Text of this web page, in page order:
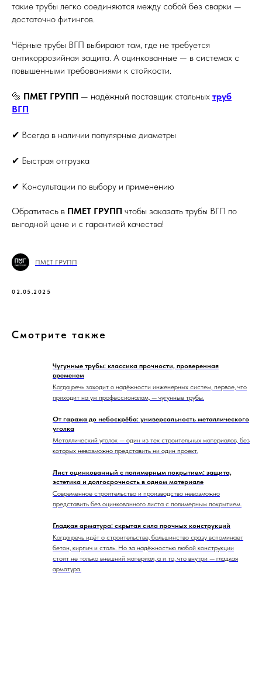
такие трубы легко соединяются между собой без сварки —
достаточно фитингов.
Чёрные трубы ВГП выбирают там, где не требуется
антикоррозийная защита. А оцинкованные — в системах с
повышенными требованиями к стойкости.
🔩 ПМЕТ ГРУПП — надёжный поставщик стальных труб
ВГП
✔ Всегда в наличии популярные диаметры
✔ Быстрая отгрузка
✔ Консультации по выбору и применению
Обратитесь в ПМЕТ ГРУПП чтобы заказать трубы ВГП по
выгодной цене и с гарантией качества!
ПМЕТ ГРУПП
02.05.2025
Смотрите также
Чугунные трубы: классика прочности, проверенная
временем
Когда речь заходит о надёжности инженерных систем, первое, что
приходит на ум профессионалам, — чугунные трубы.
От гаража до небоскрёба: универсальность металлического
уголка
Металлический уголок — один из тех строительных материалов, без
которых невозможно представить ни один проект.
Лист оцинкованный с полимерным покрытием: защита,
эстетика и долгосрочность в одном материале
Современное строительство и производство невозможно
представить без оцинкованного листа с полимерным покрытием.
Гладкая арматура: скрытая сила прочных конструкций
Когда речь идёт о строительстве, большинство сразу вспоминает
бетон, кирпич и сталь. Но за надёжностью любой конструкции
стоит не только внешний материал, а и то, что внутри — гладкая
арматура.